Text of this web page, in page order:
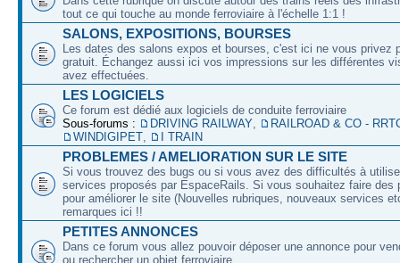
tout ce qui touche au monde ferroviaire à l'échelle 1:1 !
SALONS, EXPOSITIONS, BOURSES
Les dates des salons expos et bourses, c'est ici ne vous privez
gratuit. Échangez aussi ici vos impressions sur les différentes
avez effectuées.
LES LOGICIELS
Ce forum est dédié aux logiciels de conduite ferroviaire
Sous-forums :
DRIVING RAILWAY,
RAILROAD & CO -
WINDIGIPET, I TRAIN
PROBLEMES / AMELIORATION SUR LE SITE
Si vous trouvez des bugs ou si vous avez des difficultés à
services proposés par EspaceRails. Si vous souhaitez faire des
pour améliorer le site (Nouvelles rubriques, nouveaux services
remarques ici !!
PETITES ANNONCES
Dans ce forum vous allez pouvoir déposer une annonce pour
ou rechercher un objet ferroviaire